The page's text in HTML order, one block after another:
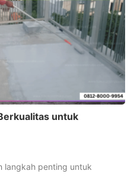
untuk
langkah penting untuk